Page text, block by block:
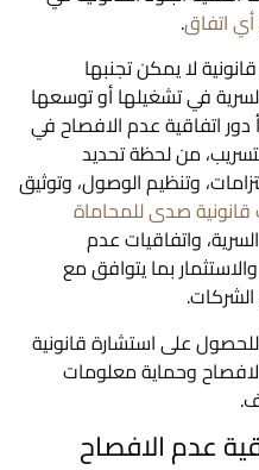
أي اتفاق.
لا يمكن تجنبها
في تشغيلها أو توسعها
اتفاقية عدم الافصاح في
من لحظة تحديد
وتنظيم الوصول، وتوثيق
صدى للمحاماة
واتفاقيات عدم
بما يتوافق مع
على استشارة قانونية
وحماية معلومات
عدم الافصاح